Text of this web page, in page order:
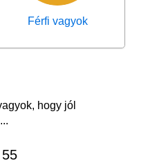
Férfi vagyok
hogy jól